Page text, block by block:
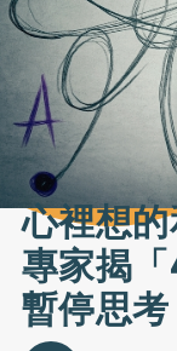
心裡想
專家揭
暫停思考